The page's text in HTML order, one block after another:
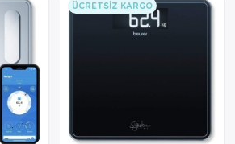
ÜCRETSIZ KARGO